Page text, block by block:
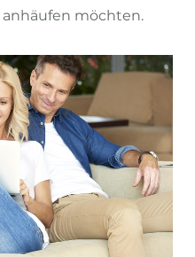
möchten.